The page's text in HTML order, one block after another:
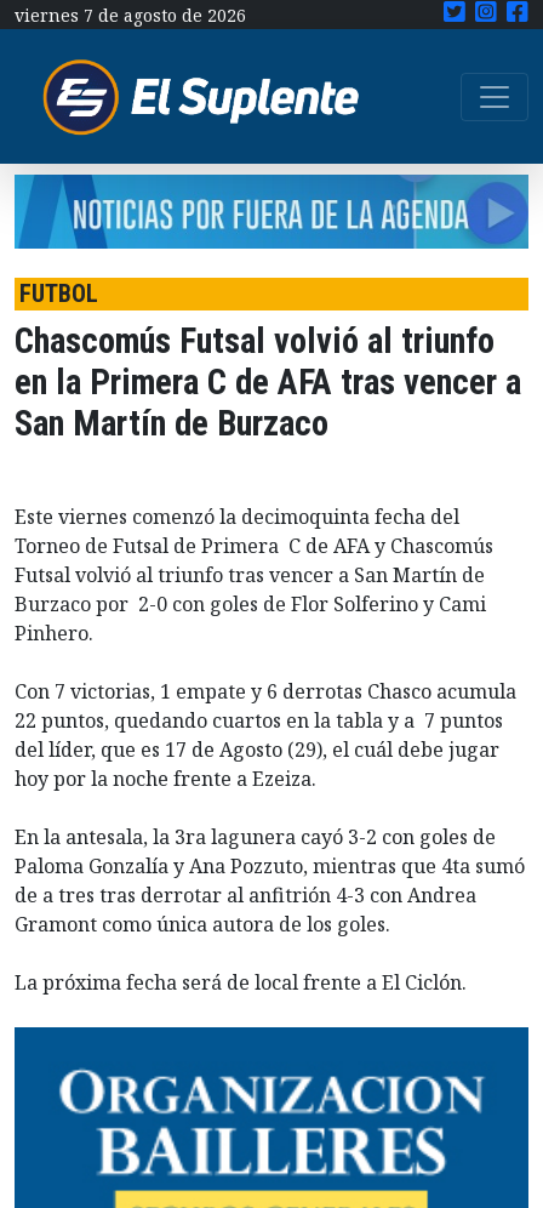
viernes 7 de agosto de 2026
FUTBOL
Chascomús Futsal volvió al triunfo
en la Primera C de AFA tras vencer a
San Martín de Burzaco
Este viernes comenzó la decimoquinta fecha del
Torneo de Futsal de Primera C de AFA y Chascomús
Futsal volvió al triunfo tras vencer a San Martín de
Burzaco por 2-0 con goles de Flor Solferino y Cami
Pinhero.
Con 7 victorias, 1 empate y 6 derrotas Chasco acumula
22 puntos, quedando cuartos en la tabla y a 7 puntos
del líder, que es 17 de Agosto (29), el cuál debe jugar
hoy por la noche frente a Ezeiza.
En la antesala, la 3ra lagunera cayó 3-2 con goles de
Paloma Gonzalía y Ana Pozzuto, mientras que 4ta sumó
de a tres tras derrotar al anfitrión 4-3 con Andrea
Gramont como única autora de los goles.
La próxima fecha será de local frente a El Ciclón.